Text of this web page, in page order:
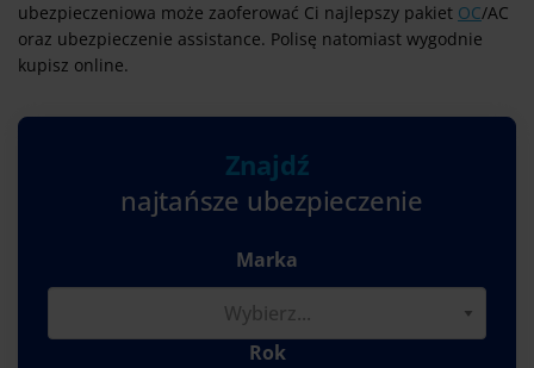
ubezpieczeniowa może zaoferować Ci najlepszy pakiet OC/AC
oraz ubezpieczenie assistance. Polisę natomiast wygodnie
kupisz online.
Znajdź
najtańsze ubezpieczenie
Marka
Rok